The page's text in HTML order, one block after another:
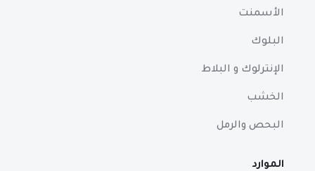
الأسمنت
البلوك
الإنترلوك و البلاط
الخشب
البحص والرمل
الموارد